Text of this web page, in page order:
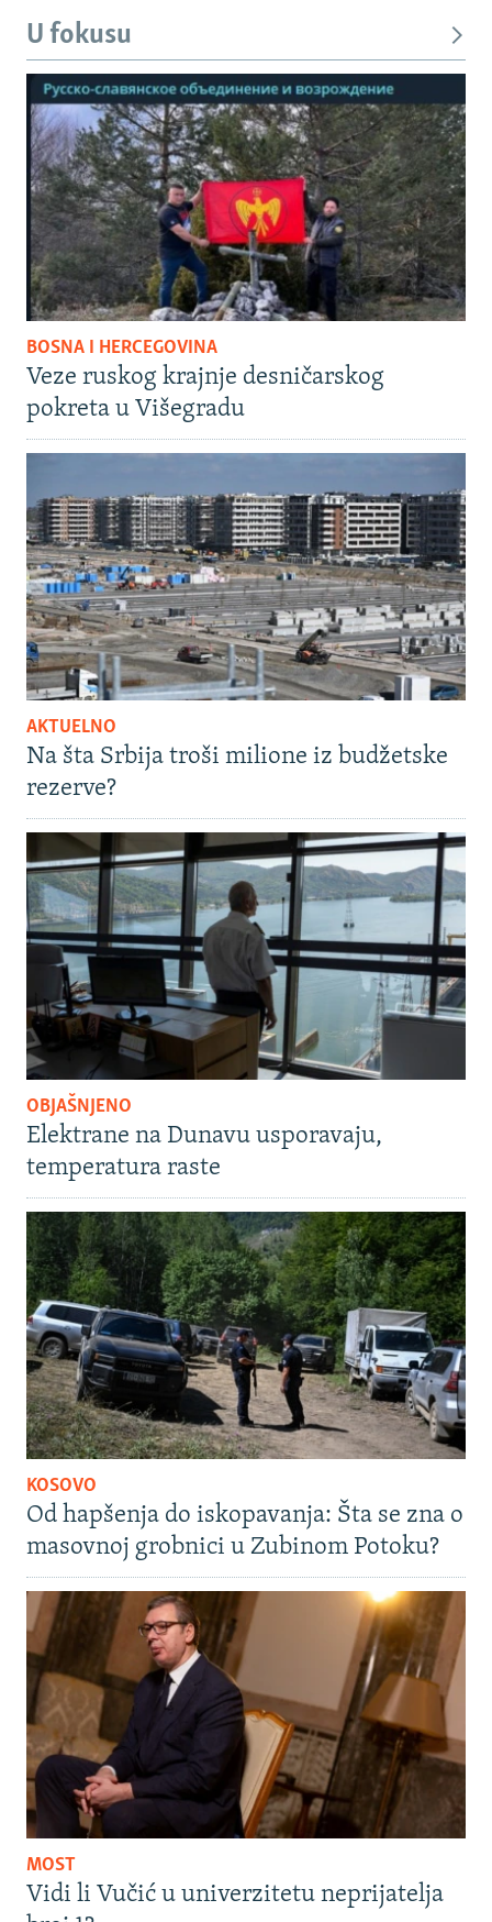
U fokusu
BOSNA I HERCEGOVINA
Veze ruskog krajnje desničarskog
pokreta u Višegradu
AKTUELNO
Na šta Srbija troši milione iz budžetske
rezerve?
OBJAŠNJENO
Elektrane na Dunavu usporavaju,
temperatura raste
KOSOVO
Od hapšenja do iskopavanja: Šta se zna o
masovnoj grobnici u Zubinom Potoku?
MOST
Vidi li Vučić u univerzitetu neprijatelja